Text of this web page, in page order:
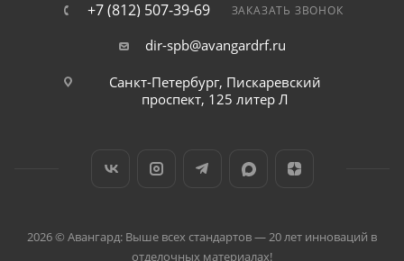
+7 (812) 507-39-69 ЗАКАЗАТЬ ЗВОНОК
dir-spb@avangardrf.ru
Санкт-Петербург, Пискаревский
проспект, 125 литер Л
2026 © Авангард: Выше всех стандартов — 20 лет инноваций в
отделочных материалах!